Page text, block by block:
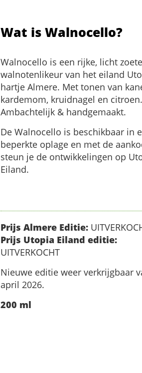
Wat is Walnocello?
Walnocello is een rijke, licht zoete
walnotenlikeur van het eiland
hartje Almere. Met tonen van
kardemom, kruidnagel en citroen.
Ambachtelijk & handgemaakt.
De Walnocello is beschikbaar in
beperkte oplage en met de
steun je de ontwikkelingen op
Eiland.
Prijs Almere Editie:
Prijs Utopia Eiland editie:
UITVERKOCHT
Nieuwe editie weer verkrijgbaar
april 2026.
200 ml